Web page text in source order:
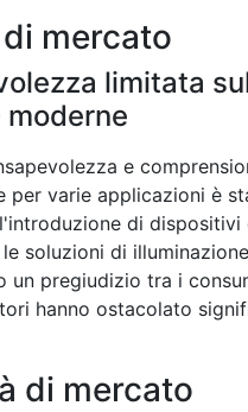
mercato
limitata
e
per varie applicazioni è
di
soluzioni di
un pregiudizio tra i
hanno ostacolato
di mercato